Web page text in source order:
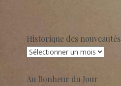
Historique des nouveautés
Historique
Au Bonheur du Jour